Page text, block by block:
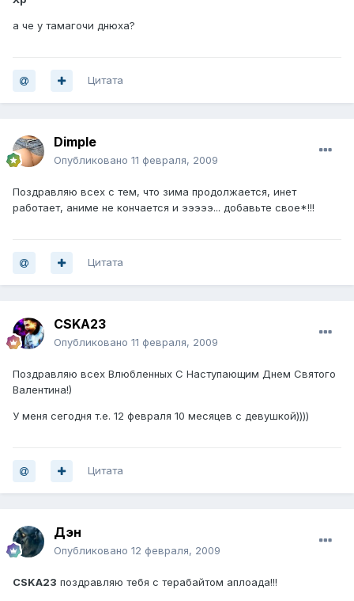
а че у тамагочи днюха?
Цитата
Dimple
Опубликовано 11 февраля, 2009
Поздравляю всех с тем, что зима продолжается, инет
работает, аниме не кончается и эээээ... добавьте свое*!!!
Цитата
CSKA23
Опубликовано 11 февраля, 2009
Поздравляю всех Влюбленных С Наступающим Днем Святого
Валентина!)
У меня сегодня т.е. 12 февраля 10 месяцев с девушкой))))
Цитата
Дэн
Опубликовано 12 февраля, 2009
CSKA23 поздравляю тебя с терабайтом аплоада!!!